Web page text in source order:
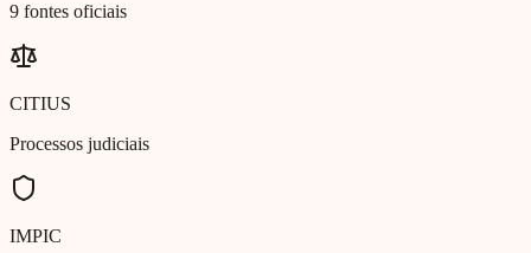
9 fontes oficiais
CITIUS
Processos judiciais
IMPIC